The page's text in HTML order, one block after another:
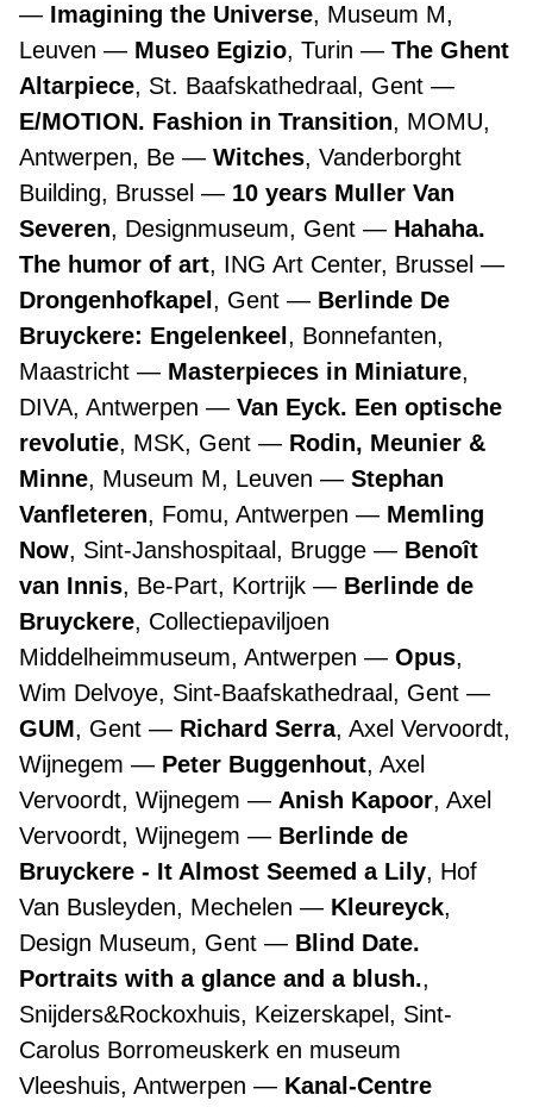
Imagining the Universe, Museum M,
Leuven
Museo Egizio, Turin
The Ghent
Altarpiece, St. Baafskathedraal, Gent
E/MOTION. Fashion in Transition, MOMU,
Antwerpen, Be
Witches, Vanderborght
Building, Brussel
10 years Muller Van
Severen, Designmuseum, Gent
Hahaha.
The humor of art, ING Art Center, Brussel
Drongenhofkapel , Gent
Berlinde De
Bruyckere: Engelenkeel , Bonnefanten,
Maastricht
Masterpieces in Miniature,
DIVA, Antwerpen
Van Eyck. Een optische
revolutie, MSK, Gent
Rodin, Meunier &
Minne, Museum M, Leuven
Stephan
Vanfleteren, Fomu, Antwerpen
Memling
Now, Sint-Janshospitaal, Brugge
Benoît
van Innis, Be-Part, Kortrijk
Berlinde de
Bruyckere, Collectiepaviljoen
Middelheimmuseum, Antwerpen
Opus,
Wim Delvoye, Sint-Baafskathedraal, Gent
GUM, Gent Richard Serra, Axel Vervoordt,
Wijnegem
Peter Buggenhout, Axel
Vervoordt, Wijnegem
Anish Kapoor, Axel
Vervoordt, Wijnegem
Berlinde de
Bruyckere - It Almost Seemed a Lily, Hof
Van Busleyden, Mechelen
Kleureyck,
Design Museum, Gent
Blind Date.
Portraits with a glance and a blush.,
Snijders&Rockoxhuis, Keizerskapel, Sint-
Carolus Borromeuskerk en museum
Vleeshuis, Antwerpen
Kanal-Centre